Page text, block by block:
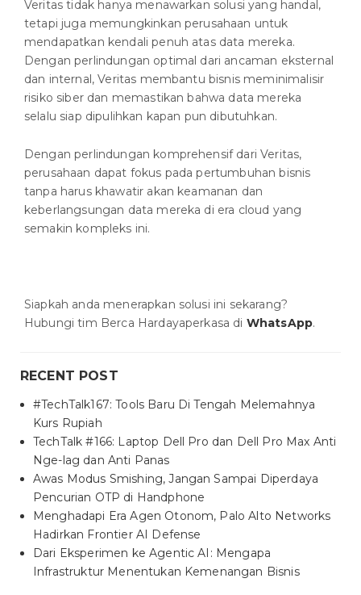
Veritas tidak hanya menawarkan solusi yang handal,
tetapi juga memungkinkan perusahaan untuk
mendapatkan kendali penuh atas data mereka.
Dengan perlindungan optimal dari ancaman eksternal
dan internal, Veritas membantu bisnis meminimalisir
risiko siber dan memastikan bahwa data mereka
selalu siap dipulihkan kapan pun dibutuhkan.
Dengan perlindungan komprehensif dari Veritas,
perusahaan dapat fokus pada pertumbuhan bisnis
tanpa harus khawatir akan keamanan dan
keberlangsungan data mereka di era cloud yang
semakin kompleks ini.
Siapkah anda menerapkan solusi ini sekarang?
Hubungi tim Berca Hardayaperkasa di WhatsApp.
RECENT POST
#TechTalk167: Tools Baru Di Tengah Melemahnya
Kurs Rupiah
TechTalk #166: Laptop Dell Pro dan Dell Pro Max Anti
Nge-lag dan Anti Panas
Awas Modus Smishing, Jangan Sampai Diperdaya
Pencurian OTP di Handphone
Menghadapi Era Agen Otonom, Palo Alto Networks
Hadirkan Frontier AI Defense
Dari Eksperimen ke Agentic AI: Mengapa
Infrastruktur Menentukan Kemenangan Bisnis